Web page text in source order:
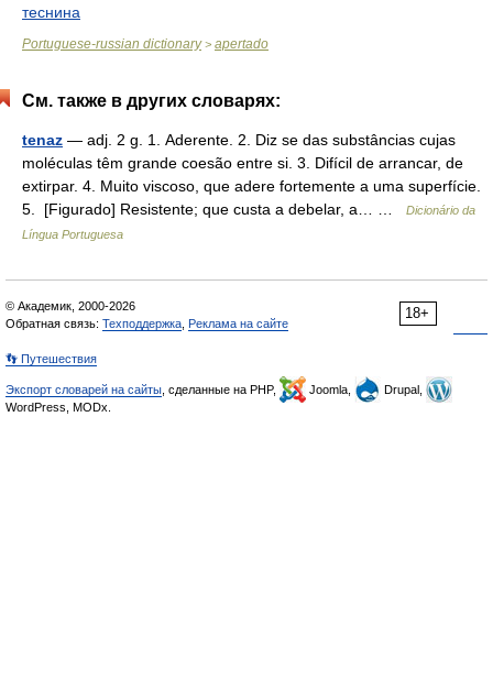
теснина
Portuguese-russian dictionary> apertado
См. также в других словарях:
tenaz — adj. 2 g. 1. Aderente. 2. Diz se das substâncias cujas
moléculas têm grande coesão entre si. 3. Difícil de arrancar, de
extirpar. 4. Muito viscoso, que adere fortemente a uma superfície.
5. [Figurado] Resistente; que custa a debelar, a… …
Dicionário da
Língua Portuguesa
18+
© Академик, 2000-2026
Обратная связь: Техподдержка Реклама на сайте
👣 Путешествия
Экспорт словарей на сайты , сделанные на PHP, Joomla,
Drupal,
WordPress, MODx.